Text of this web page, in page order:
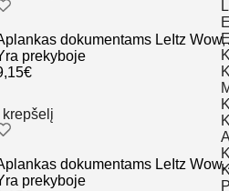
dokumentams LeItz
prekyboje
€
Į krepšelį
dokumentams LeItz
prekyboje